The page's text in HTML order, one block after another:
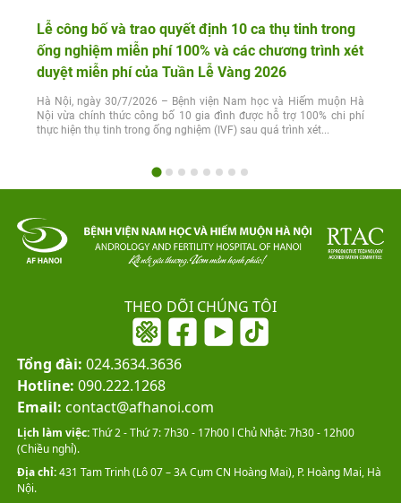
Lễ công bố và trao quyết định 10 ca thụ tinh trong
ống nghiệm miễn phí 100% và các chương trình xét
duyệt miễn phí của Tuần Lễ Vàng 2026
Hà Nội, ngày 30/7/2026 – Bệnh viện Nam học và Hiếm muộn Hà
Nội vừa chính thức công bố 10 gia đình được hỗ trợ 100% chi phí
thực hiện thụ tinh trong ống nghiệm (IVF) sau quá trình xét...
THEO DÕI CHÚNG TÔI
Tổng đài: 024.3634.3636
Hotline: 090.222.1268
Email: contact@afhanoi.com
Lịch làm việc:Thứ 2 - Thứ 7: 7h30 - 17h00 l Chủ Nhật: 7h30 - 12h00
(Chiều nghỉ).
Địa chỉ:431 Tam Trinh (Lô 07 – 3A Cụm CN Hoàng Mai), P. Hoàng Mai, Hà
Nội.